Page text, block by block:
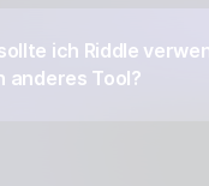
ich Riddle
anderes Tool?